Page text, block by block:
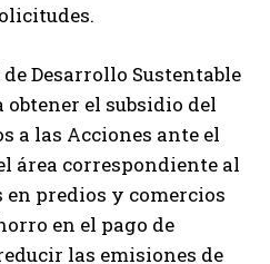
Desarrollo Sustentable
obtener el subsidio del
a las Acciones ante el
área correspondiente al
en predios y comercios
en el pago de
las emisiones de